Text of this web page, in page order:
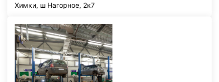
Химки, ш Нагорное, 2к7